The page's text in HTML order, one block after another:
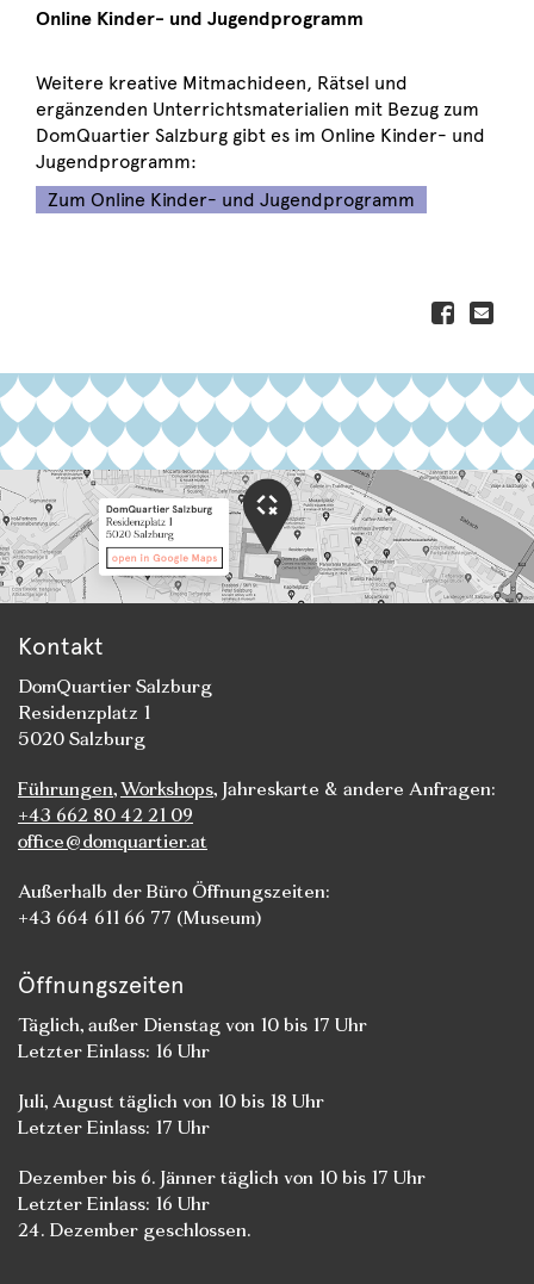
Online Kinder- und Jugendprogramm
Weitere kreative Mitmachideen, Rätsel und
ergänzenden Unterrichtsmaterialien mit Bezug zum
DomQuartier Salzburg gibt es im Online Kinder- und
Jugendprogramm:
Zum Online Kinder- und Jugendprogramm
Kontakt
DomQuartier Salzburg
Residenzplatz 1
5020 Salzburg
Führungen,Workshops, Jahreskarte & andere Anfragen:
+43 662 80 42 21 09
office@domquartier.at
Außerhalb der Büro Öffnungszeiten:
+43 664 611 66 77 (Museum)
Öffnungszeiten
Täglich, außer Dienstag von 10 bis 17 Uhr
Letzter Einlass: 16 Uhr
Juli, August täglich von 10 bis 18 Uhr
Letzter Einlass: 17 Uhr
Dezember bis 6. Jänner täglich von 10 bis 17 Uhr
Letzter Einlass: 16 Uhr
24. Dezember geschlossen.